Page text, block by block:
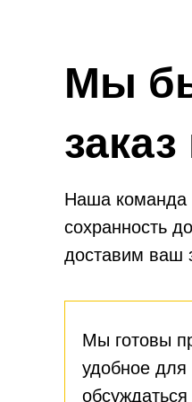
Мы
Мы готовы
удобное для
Наша команда
сохранность
доставим ваш